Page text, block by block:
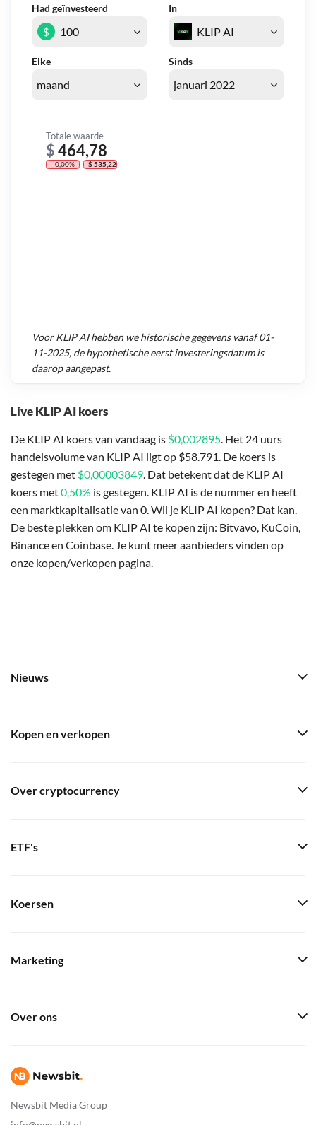
Live KLIP AI koers
De KLIP AI koers van vandaag is $0,002895. Het 24 uurs
handelsvolume van KLIP AI ligt op $58.791. De koers is
gestegen met $0,00003849. Dat betekent dat de KLIP AI
koers met0,50% is gestegen. KLIP AI is de nummer en heeft
een marktkapitalisatie van 0. Wil je KLIP AI kopen? Dat kan.
De beste plekken om KLIP AI te kopen zijn: Bitvavo, KuCoin,
Binance en Coinbase. Je kunt meer aanbieders vinden op
onze kopen/verkopen pagina.
Had geïnvesteerd In
Elke Sinds
$
Totale waarde
$464,78
- 0,00% - $ 535,22
VoorKLIP AIhebben we historische gegevens vanaf01-
11-2025, de hypothetische eerst investeringsdatum is
daarop aangepast.
Newsbit Media Group
Nieuws
Kopen en verkopen
Over cryptocurrency
ETF's
Koersen
Marketing
Over ons